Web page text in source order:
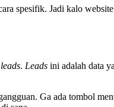
spesifik. Jadi kalo
leads. Leads ini adalah data
Ga ada tombol